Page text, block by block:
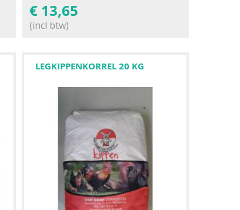
€ 13,65
(incl btw)
LEGKIPPENKORREL 20 KG